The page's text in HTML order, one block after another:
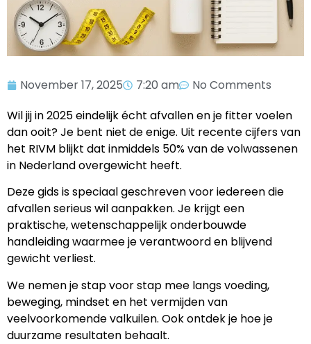
November 17, 2025 7:20 am
No Comments
Wil jij in 2025 eindelijk écht afvallen en je fitter voelen
dan ooit? Je bent niet de enige. Uit recente cijfers van
het RIVM blijkt dat inmiddels 50% van de volwassenen
in Nederland overgewicht heeft.
Deze gids is speciaal geschreven voor iedereen die
afvallen serieus wil aanpakken. Je krijgt een
praktische, wetenschappelijk onderbouwde
handleiding waarmee je verantwoord en blijvend
gewicht verliest.
We nemen je stap voor stap mee langs voeding,
beweging, mindset en het vermijden van
veelvoorkomende valkuilen. Ook ontdek je hoe je
duurzame resultaten behaalt.